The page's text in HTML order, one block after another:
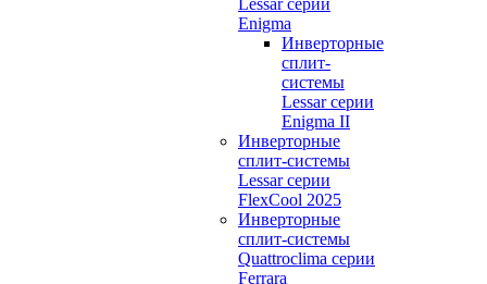
Lessar серии
Enigma
Инверторные
сплит-
системы
Lessar серии
Enigma II
Инверторные
сплит-системы
Lessar серии
FlexCool 2025
Инверторные
сплит-системы
Quattroclima серии
Ferrara